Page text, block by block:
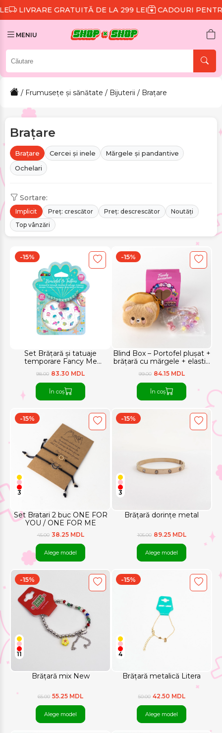
DE LA 299 LEI CADOURI PENTRU FIECARE
MENIU
/ Frumusețe și sănătate / Bijuterii / Brațare
Brațare
Brațare Cercei și inele
Mărgele și pandantive
Ochelari
Sortare:
Implicit Preț: crescător Preț: descrescător
Noutăți
Top vânzări
Set Brățară și tatuaje
temporare Fancy Me
AVENIR
-15%
98.00 83.30 MDL
În coș
Blind Box – Portofel plușat +
brățară cu mărgele + elastic
de păr
-15%
99.00 84.15 MDL
În coș
Set Bratari 2 buc ONE FOR
YOU / ONE FOR ME
-15%
3
45.00 38.25 MDL
Alege model
Brățară dorințe metal
-15%
3
105.00 89.25 MDL
Alege model
Brățară mix New
-15%
11
65.00 55.25 MDL
Alege model
Brățară metalică Litera
-15%
4
50.00 42.50 MDL
Alege model